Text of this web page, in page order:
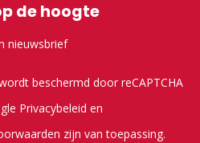
de hoogte
nieuwsbrief
beschermd door reCAPTCHA
Privacybeleid en
zijn van toepassing.